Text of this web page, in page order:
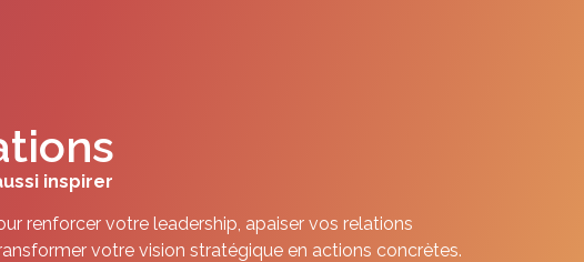
inspirer
renforcer votre leadership, apaiser vos relations
votre vision stratégique en actions concrètes.